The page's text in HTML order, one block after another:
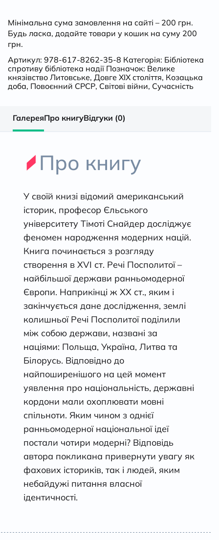
Мінімальна сума замовлення на сайті – 200 грн.
Будь ласка, додайте товари у кошик на суму 200
грн.
Артикул: 978-617-8262-35-8 Категорія: Бібліотека
спротиву бібліотека надії Позначок: Велике
князівство Литовське, Довге ХІХ століття, Козацька
доба, Повоєнний СРСР, Світові війни, Сучасність
ГалереяПро книгуВідгуки (0)
Про книгу
У своїй книзі відомий американський
історик, професор Єльського
університету Тімоті Снайдер досліджує
феномен народження модерних націй.
Книга починається з розгляду
створення в XVI ст. Речі Посполитої –
найбільшої держави ранньомодерної
Європи. Наприкінці ж ХХ ст., яким і
закінчується дане дослідження, землі
колишньої Речі Посполитої поділили
між собою держави, названі за
націями: Польща, Україна, Литва та
Білорусь. Відповідно до
найпоширенішого на цей момент
уявлення про національність, державні
кордони мали охоплювати мовні
спільноти. Яким чином з однієї
ранньомодерної національної ідеї
постали чотири модерні? Відповідь
автора покликана привернути увагу як
фахових істориків, так і людей, яким
небайдужі питання власної
ідентичності.